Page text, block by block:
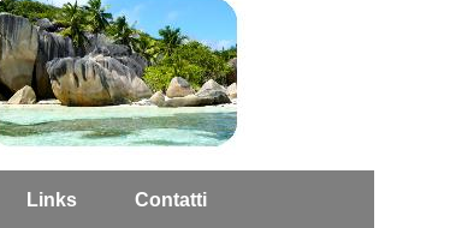
Links Contatti